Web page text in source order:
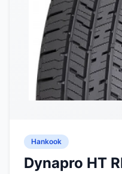
Hankook
Dynapro HT